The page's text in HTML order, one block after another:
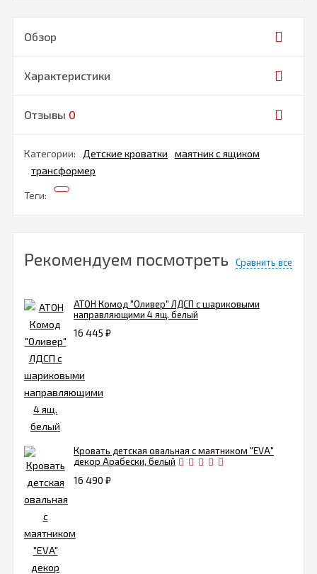
Обзор
Характеристики
Отзывы 0
Категории: Детские кроватки
маятник с ящиком
трансформер
Теги:
Рекомендуем посмотреть Сравнить все
АТОН Комод "Оливер" ЛДСП с шариковыми
направляющими 4 ящ. белый
16 445 ₽
Кровать детская овальная с маятником "EVA"
декор Арабески, белый
16 490 ₽